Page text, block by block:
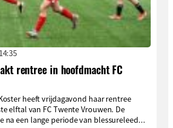
rentree in hoofdmacht FC
heeft vrijdagavond haar rentree
elftal van FC Twente Vrouwen. De
na een lange periode van blessureleed...